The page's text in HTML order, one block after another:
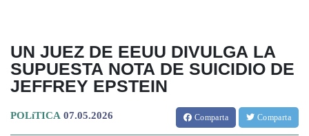
UN JUEZ DE EEUU DIVULGA LA
SUPUESTA NOTA DE SUICIDIO DE
JEFFREY EPSTEIN
POLíTICA 07.05.2026 Comparta Comparta